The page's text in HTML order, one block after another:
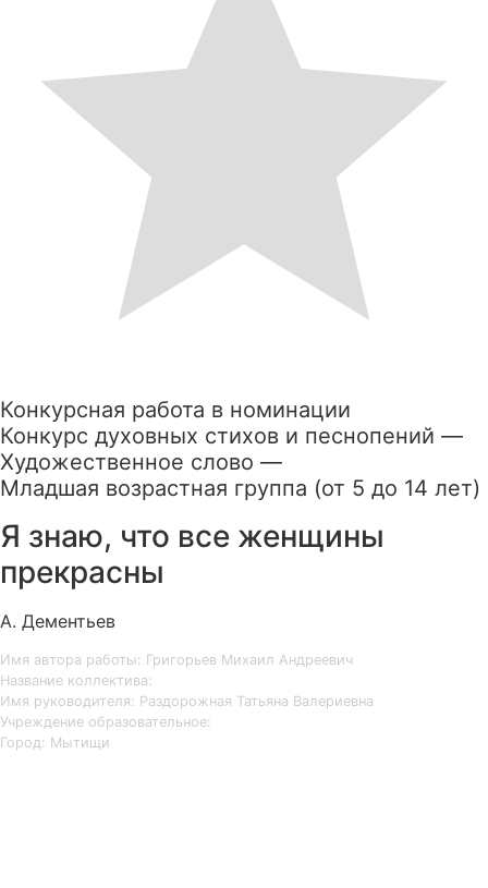
Конкурсная работа в номинации
Конкурс духовных стихов и песнопений —
Художественное слово —
Младшая возрастная группа (от 5 до 14 лет)
Я знаю, что все женщины
прекрасны
А. Дементьев
Имя автора работы: Григорьев Михаил Андреевич
Название коллектива:
Имя руководителя: Раздорожная Татьяна Валериевна
Учреждение образовательное:
Город: Мытищи